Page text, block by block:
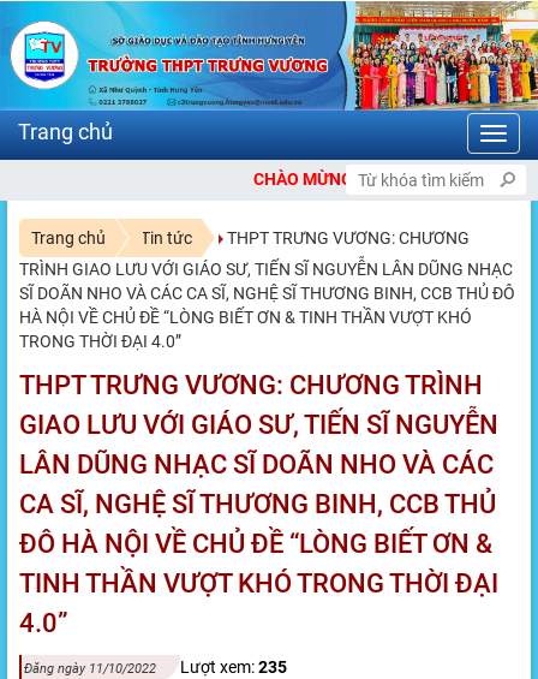
CHÀO MỪNG BẠN ĐẾN VỚI CỔNG THÔNG TIN ĐIỆN TỬ
Trang chủ Tin tức
THPT TRƯNG VƯƠNG: CHƯƠNG
TRÌNH GIAO LƯU VỚI GIÁO SƯ, TIẾN SĨ NGUYỄN LÂN DŨNG NHẠC
SĨ DOÃN NHO VÀ CÁC CA SĨ, NGHỆ SĨ THƯƠNG BINH, CCB THỦ ĐÔ
HÀ NỘI VỀ CHỦ ĐỀ “LÒNG BIẾT ƠN & TINH THẦN VƯỢT KHÓ
TRONG THỜI ĐẠI 4.0”
THPT TRƯNG VƯƠNG: CHƯƠNG TRÌNH
GIAO LƯU VỚI GIÁO SƯ, TIẾN SĨ NGUYỄN
LÂN DŨNG NHẠC SĨ DOÃN NHO VÀ CÁC
CA SĨ, NGHỆ SĨ THƯƠNG BINH, CCB THỦ
ĐÔ HÀ NỘI VỀ CHỦ ĐỀ “LÒNG BIẾT ƠN &
TINH THẦN VƯỢT KHÓ TRONG THỜI ĐẠI
4.0”
Đăng ngày 11/10/2022 Lượt xem:235